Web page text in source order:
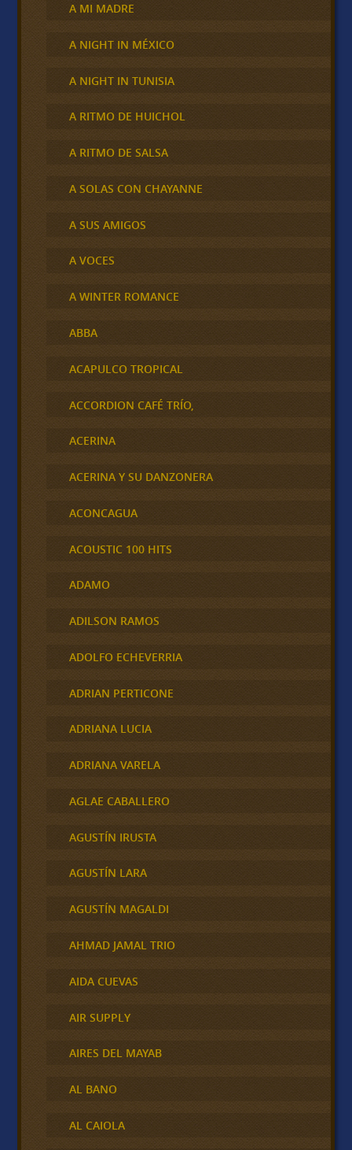
A MI MADRE
A NIGHT IN MÉXICO
A NIGHT IN TUNISIA
A RITMO DE HUICHOL
A RITMO DE SALSA
A SOLAS CON CHAYANNE
A SUS AMIGOS
A VOCES
A WINTER ROMANCE
ABBA
ACAPULCO TROPICAL
ACCORDION CAFÉ TRÍO,
ACERINA
ACERINA Y SU DANZONERA
ACONCAGUA
ACOUSTIC 100 HITS
ADAMO
ADILSON RAMOS
ADOLFO ECHEVERRIA
ADRIAN PERTICONE
ADRIANA LUCIA
ADRIANA VARELA
AGLAE CABALLERO
AGUSTÍN IRUSTA
AGUSTÍN LARA
AGUSTÍN MAGALDI
AHMAD JAMAL TRIO
AIDA CUEVAS
AIR SUPPLY
AIRES DEL MAYAB
AL BANO
AL CAIOLA